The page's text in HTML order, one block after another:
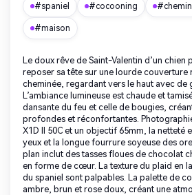
#spaniel #cocooning
#maison
Le doux rêve de Saint-Valentin d’un chien
reposer sa tête sur une lourde couverture
cheminée, regardant vers le haut avec de
L’ambiance lumineuse est chaude et
dansante du feu et celle de bougies,
profondes et réconfortantes.
X1D II 50C et un objectif 65mm, la netteté
yeux et la longue fourrure soyeuse des
plan inclut des tasses floues de chocolat
en forme de cœur. La texture du plaid en
du spaniel sont palpables. La palette de
ambre, brun et rose doux, créant une